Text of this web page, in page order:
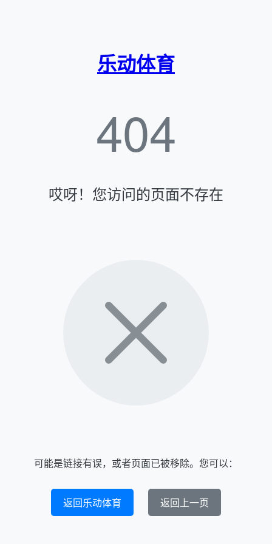
乐动体育
404
哎呀！您访问的页面不存在
可能是链接有误，或者页面已被移除。您可以：
返回乐动体育 返回上一页